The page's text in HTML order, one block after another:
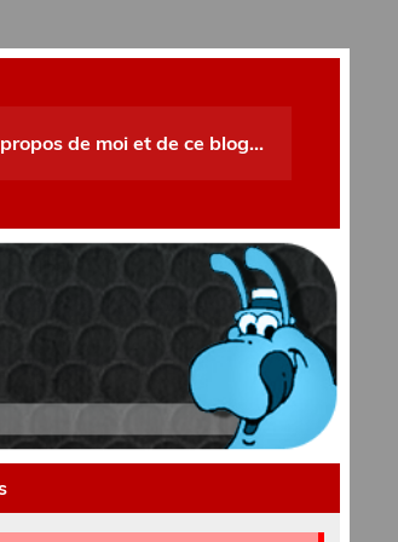
de moi et de ce blog…